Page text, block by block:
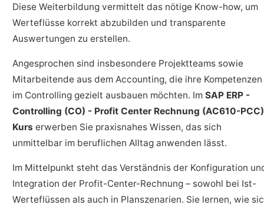
Diese Weiterbildung vermittelt das nötige Know-how, um
Werteflüsse korrekt abzubilden und transparente
Auswertungen zu erstellen.
Angesprochen sind insbesondere Projektteams sowie
Mitarbeitende aus dem Accounting, die ihre Kompetenzen
im Controlling gezielt ausbauen möchten. Im SAP ERP -
Controlling (CO) - Profit Center Rechnung (AC610-PCC)
Kurs erwerben Sie praxisnahes Wissen, das sich
unmittelbar im beruflichen Alltag anwenden lässt.
Im Mittelpunkt steht das Verständnis der Konfiguration
Integration der Profit-Center-Rechnung – sowohl bei Ist-
Werteflüssen als auch in Planszenarien. Sie lernen, wie